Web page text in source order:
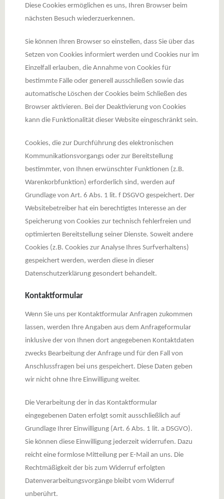
Diese Cookies ermöglichen es uns, Ihren Browser beim
nächsten Besuch wiederzuerkennen.
Sie können Ihren Browser so einstellen, dass Sie über das
Setzen von Cookies informiert werden und Cookies nur im
Einzelfall erlauben, die Annahme von Cookies für
bestimmte Fälle oder generell ausschließen sowie das
automatische Löschen der Cookies beim Schließen des
Browser aktivieren. Bei der Deaktivierung von Cookies
kann die Funktionalität dieser Website eingeschränkt sein.
Cookies, die zur Durchführung des elektronischen
Kommunikationsvorgangs oder zur Bereitstellung
bestimmter, von Ihnen erwünschter Funktionen (z.B.
Warenkorbfunktion) erforderlich sind, werden auf
Grundlage von Art. 6 Abs. 1 lit. f DSGVO gespeichert. Der
Websitebetreiber hat ein berechtigtes Interesse an der
Speicherung von Cookies zur technisch fehlerfreien und
optimierten Bereitstellung seiner Dienste. Soweit andere
Cookies (z.B. Cookies zur Analyse Ihres Surfverhaltens)
gespeichert werden, werden diese in dieser
Datenschutzerklärung gesondert behandelt.
Kontaktformular
Wenn Sie uns per Kontaktformular Anfragen zukommen
lassen, werden Ihre Angaben aus dem Anfrageformular
inklusive der von Ihnen dort angegebenen Kontaktdaten
zwecks Bearbeitung der Anfrage und für den Fall von
Anschlussfragen bei uns gespeichert. Diese Daten geben
wir nicht ohne Ihre Einwilligung weiter.
Die Verarbeitung der in das Kontaktformular
eingegebenen Daten erfolgt somit ausschließlich auf
Grundlage Ihrer Einwilligung (Art. 6 Abs. 1 lit. a DSGVO).
Sie können diese Einwilligung jederzeit widerrufen. Dazu
reicht eine formlose Mitteilung per E-Mail an uns. Die
Rechtmäßigkeit der bis zum Widerruf erfolgten
Datenverarbeitungsvorgänge bleibt vom Widerruf
unberührt.